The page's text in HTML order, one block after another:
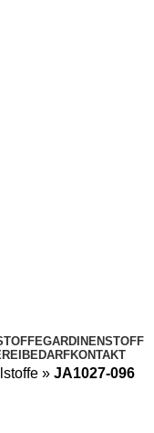
GARDINENSTOFF
KONTAKT
» JA1027-096